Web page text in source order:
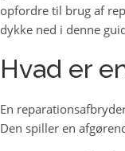
opfordre til brug af
dykke ned i denne
Hvad er
En
Den spiller en